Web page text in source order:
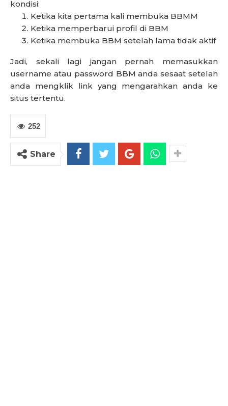
kondisi:
Ketika kita pertama kali membuka BBMM
Ketika memperbarui profil di BBM
Ketika membuka BBM setelah lama tidak aktif
Jadi, sekali lagi jangan pernah memasukkan
username atau password BBM anda sesaat setelah
anda mengklik link yang mengarahkan anda ke
situs tertentu.
252
Share